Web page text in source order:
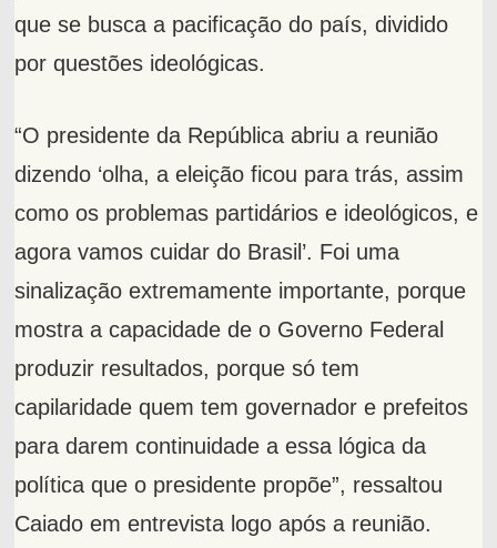
que se busca a pacificação do país, dividido
por questões ideológicas.
“O presidente da República abriu a reunião
dizendo ‘olha, a eleição ficou para trás, assim
como os problemas partidários e ideológicos, e
agora vamos cuidar do Brasil’. Foi uma
sinalização extremamente importante, porque
mostra a capacidade de o Governo Federal
produzir resultados, porque só tem
capilaridade quem tem governador e prefeitos
para darem continuidade a essa lógica da
política que o presidente propõe”, ressaltou
Caiado em entrevista logo após a reunião.